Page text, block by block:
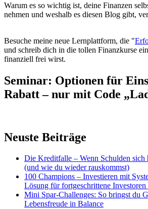
Warum es so wichtig ist, deine Finanzen
nehmen und weshalb es diesen Blog gibt,
Besuche meine neue Lernplattform, die "
und schreib dich in die tollen Finanzkurse
finanziell frei wirst.
Seminar: Optionen für
Rabatt – nur mit Code
Neuste Beiträge
Die Kreditfalle – Wenn Schulden sich
(und wie du wieder rauskommst)
100 Champions – Investieren mit
Lösung für fortgeschrittene
Mini Spar-Challenges: So bringst du
Lebensfreude in Balance